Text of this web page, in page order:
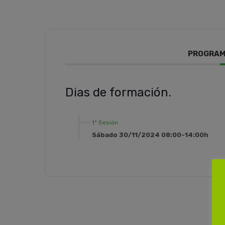
Dias de formación.
1ª Sesión
Sábado 30/11/2024 08:00-14:00h